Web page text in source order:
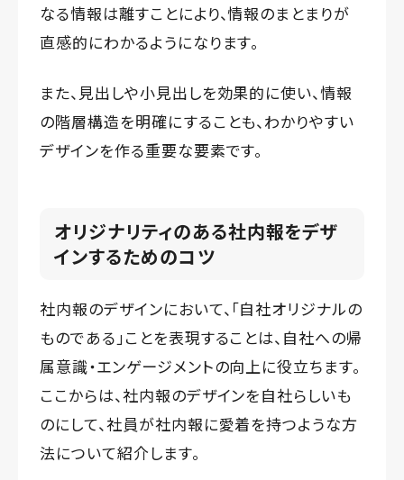
なる情報は離すことにより、情報のまとまりが
直感的にわかるようになります。
また、見出しや小見出しを効果的に使い、情報
の階層構造を明確にすることも、わかりやすい
デザインを作る重要な要素です。
オリジナリティのある社内報をデザ
インするためのコツ
社内報のデザインにおいて、「自社オリジナルの
ものである」ことを表現することは、自社への帰
属意識・エンゲージメントの向上に役立ちます。
ここからは、社内報のデザインを自社らしいも
のにして、社員が社内報に愛着を持つような方
法について紹介します。